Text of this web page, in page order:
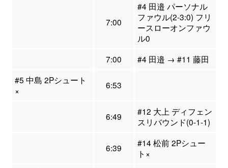
7:00
#4 田邉 パーソナル
ファウル(2-3:0) フリ
ースローオンファウ
ル0
7:00
#4 田邉 → #11 藤田
#5 中島 2Pシュート
×
6:53
6:49
#12 大上 ディフェン
スリバウンド(0-1-1)
6:39
#14 松前 2Pシュー
ト×